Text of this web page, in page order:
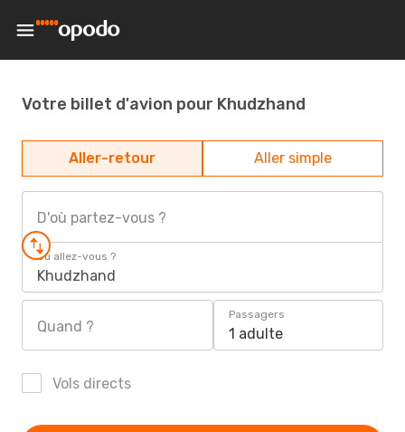
Votre billet d'avion pour Khudzhand
Aller-retour Aller simple
D'où partez-vous ?
Où allez-vous ?
Khudzhand
Quand ?
Passagers
1 adulte
Vols directs